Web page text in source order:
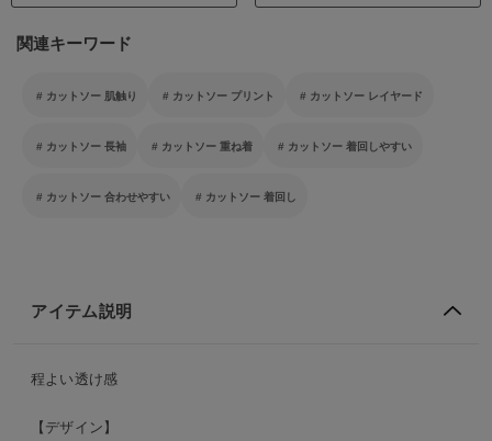
関連キーワード
カットソー 肌触り カットソー プリント カットソー レイヤード
カットソー 長袖 カットソー 重ね着 カットソー 着回しやすい
カットソー 合わせやすい カットソー 着回し
アイテム説明
程よい透け感
【デザイン】